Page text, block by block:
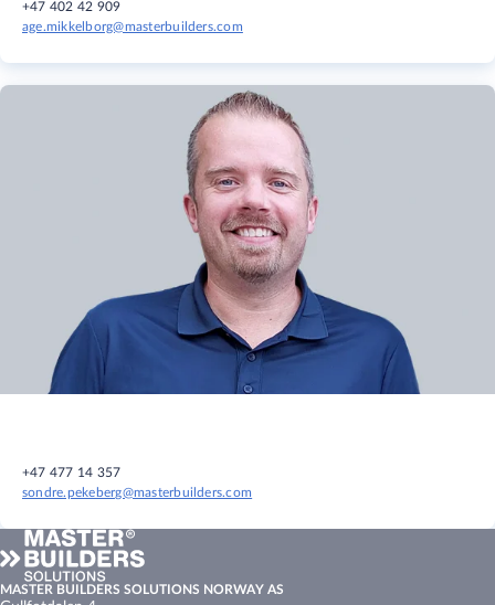
+47 402 42 909
age.mikkelborg@masterbuilders.com
+47 477 14 357
sondre.pekeberg@masterbuilders.com
MASTER BUILDERS SOLUTIONS NORWAY AS